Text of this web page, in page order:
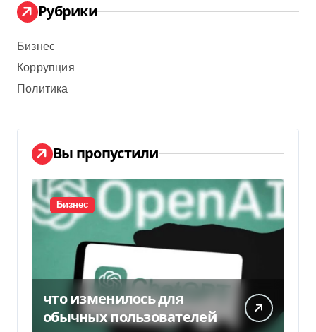
Рубрики
Бизнес
Коррупция
Политика
Вы пропустили
Бизнес
что изменилось для
обычных пользователей